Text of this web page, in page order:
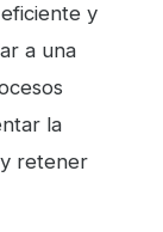
y
a una
la
retener